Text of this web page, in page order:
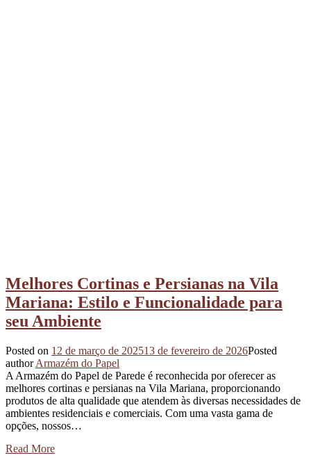
Melhores Cortinas e Persianas na Vila
Mariana: Estilo e Funcionalidade para
seu Ambiente
Posted on 12 de março de 202513 de fevereiro de 2026Posted
author Armazém do Papel
A Armazém do Papel de Parede é reconhecida por oferecer as
melhores cortinas e persianas na Vila Mariana, proporcionando
produtos de alta qualidade que atendem às diversas necessidades de
ambientes residenciais e comerciais. Com uma vasta gama de
opções, nossos…
Read More